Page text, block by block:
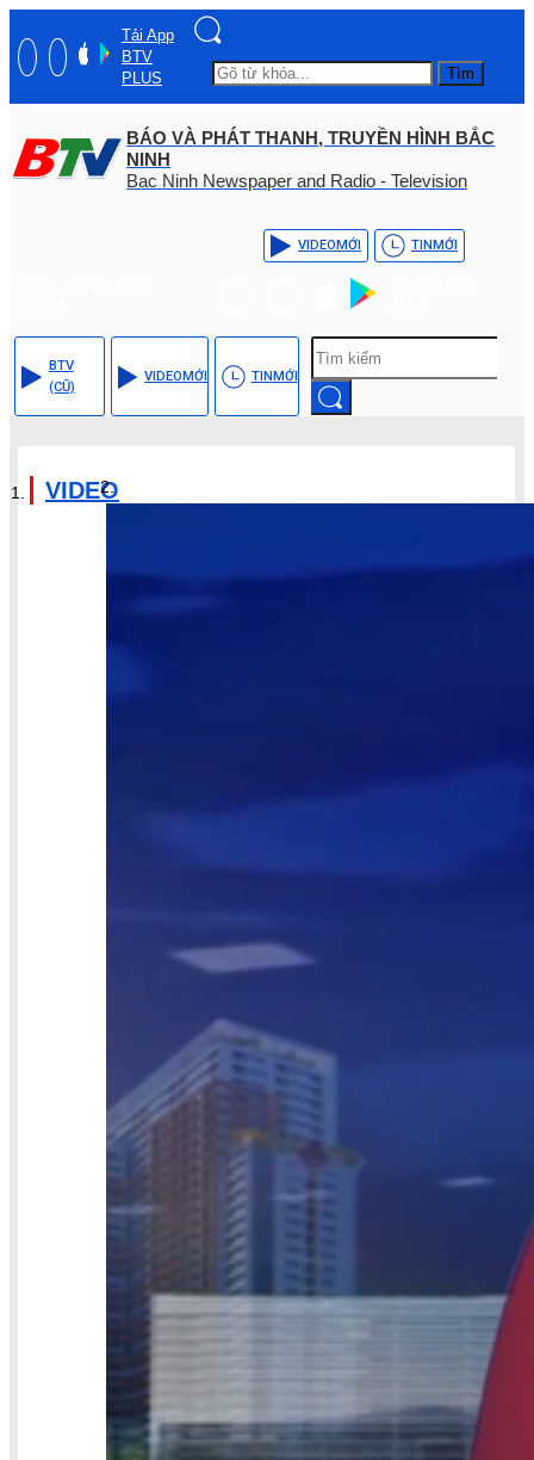
Tải App
BTV
PLUS
Tìm
BÁO VÀ PHÁT THANH, TRUYỀN HÌNH BẮC
NINH
Bac Ninh Newspaper and Radio - Television
VIDEOMỚI TINMỚI
BTV
(CŨ)
VIDEOMỚI TINMỚI
VIDEO